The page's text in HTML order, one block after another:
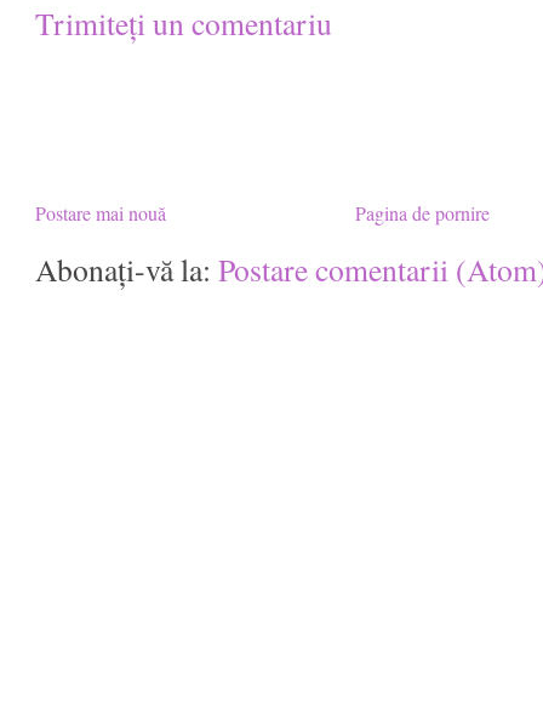
Trimiteți un comentariu
Postare mai nouă Pagina de pornire
Abonați-vă la:Postare comentarii